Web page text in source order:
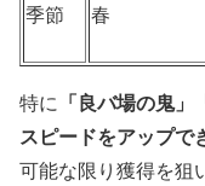
季節 春
特に 「良バ場の鬼」
スピードをアップで
可能な限り獲得を狙